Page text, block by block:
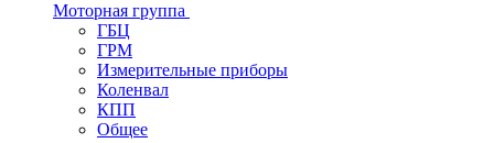
Моторная группа
ГБЦ
ГРМ
Измерительные приборы
Коленвал
КПП
Общее